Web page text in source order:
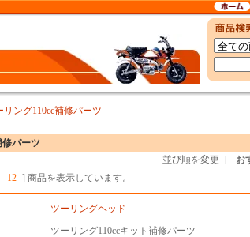
リング110cc補修パーツ
修パーツ
並び順を変更
[ お
12 ] 商品を表示しています。
ツーリングヘッド
ツーリング110ccキット補修パーツ